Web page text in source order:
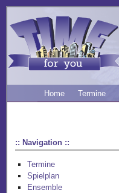
Home Termine
:: Navigation ::
Termine
Spielplan
Ensemble